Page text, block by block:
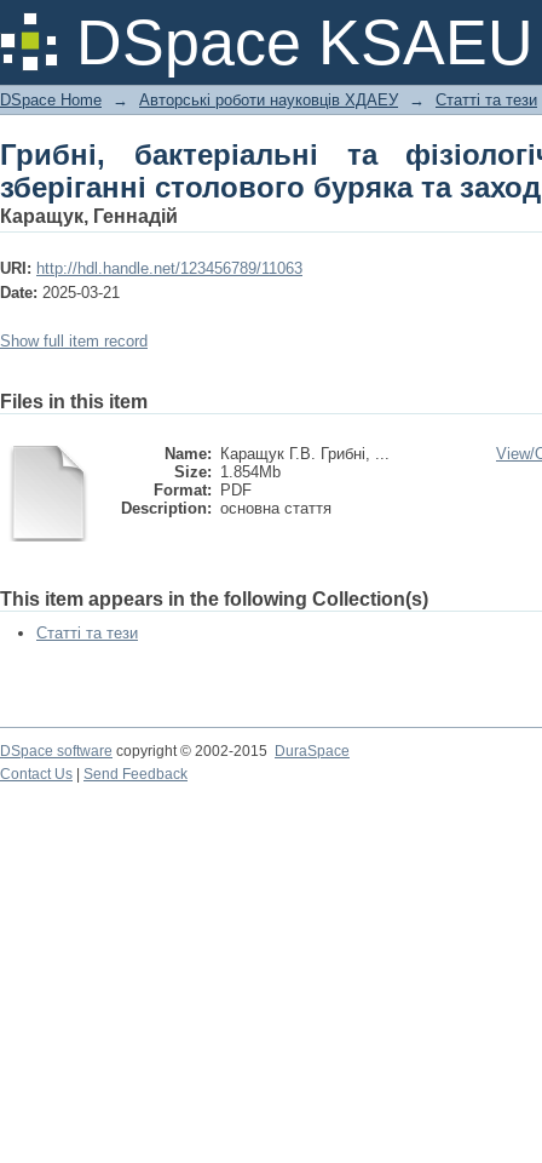
DSpace KSAEU
Грибні, бактеріальні та
та заходи боротьби з ними
DSpace Home → Авторські роботи науковців ХДАЕУ → Статті та тези
Грибні, бактеріальні та
зберіганні столового буряка та
Каращук, Геннадій
URI: http://hdl.handle.net/123456789/11063
Date: 2025-03-21
Show full item record
Files in this item
Name:
Каращук Г.В. Грибні, ...
Size: 1.854Mb
Format:
PDF
Description: основна стаття
View/
This item appears in the following Collection(s)
Статті та тези
DSpace software copyright © 2002-2015
DuraSpace
Contact Us
Send Feedback